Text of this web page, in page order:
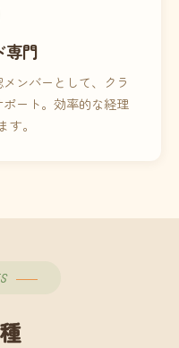
専門
ンバーとして、クラ
ート。効率的な経理
す。